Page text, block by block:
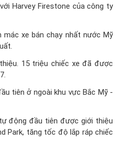
Harvey Firestone của công ty
mác xe bán chạy nhất nước Mỹ
15 triệu chiếc xe đã được
tiên ở ngoài khu vực Bắc Mỹ -
động đầu tiên được giới thiệu
Park, tăng tốc độ lắp ráp chiếc